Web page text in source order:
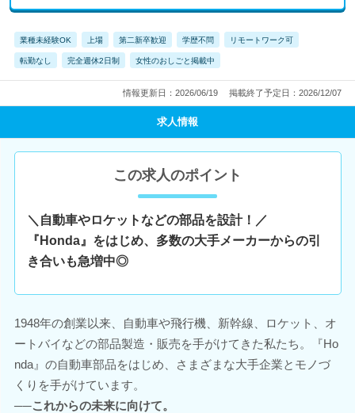
業種未経験OK 上場 第二新卒歓迎 学歴不問 リモートワーク可
転勤なし 完全週休2日制 女性のおしごと掲載中
情報更新日：2026/06/19 掲載終了予定日：2026/12/07
求人情報
この求人のポイント
＼自動車やロケットなどの部品を設計！／
『Honda』をはじめ、多数の大手メーカーからの引
き合いも急増中◎
1948年の創業以来、自動車や飛行機、新幹線、ロケット、オ
ートバイなどの部品製造・販売を手がけてきた私たち。『Ho
nda』の自動車部品をはじめ、さまざまな大手企業とモノづ
くりを手がけています。
──これからの未来に向けて。